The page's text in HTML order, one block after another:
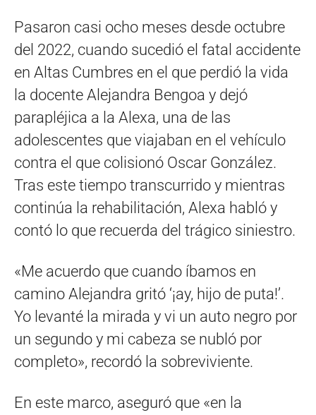
Pasaron casi ocho meses desde octubre
del 2022, cuando sucedió el fatal accidente
en Altas Cumbres en el que perdió la vida
la docente Alejandra Bengoa y dejó
parapléjica a la Alexa, una de las
adolescentes que viajaban en el vehículo
contra el que colisionó Oscar González.
Tras este tiempo transcurrido y mientras
continúa la rehabilitación, Alexa habló y
contó lo que recuerda del trágico siniestro.
«Me acuerdo que cuando íbamos en
camino Alejandra gritó ‘¡ay, hijo de puta!’.
Yo levanté la mirada y vi un auto negro por
un segundo y mi cabeza se nubló por
completo», recordó la sobreviviente.
En este marco, aseguró que «en la